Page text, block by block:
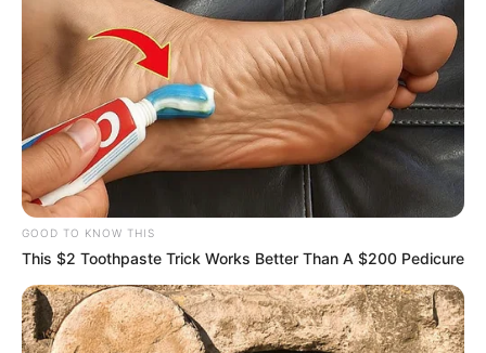
GOOD TO KNOW THIS
This $2 Toothpaste Trick Works Better Than A $200 Pedicure